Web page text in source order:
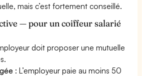
mais c’est fortement conseillé.
— pour un coiffeur salarié
doit proposer une mutuelle
: L’employeur paie au moins 50